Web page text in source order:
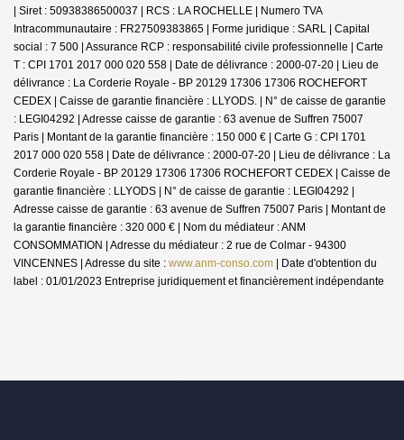
| Siret : 50938386500037 | RCS : LA ROCHELLE | Numero TVA
Intracommunautaire : FR27509383865 | Forme juridique : SARL | Capital
social : 7 500 | Assurance RCP : responsabilité civile professionnelle | Carte
T : CPI 1701 2017 000 020 558 | Date de délivrance : 2000-07-20 | Lieu de
délivrance : La Corderie Royale - BP 20129 17306 17306 ROCHEFORT
CEDEX | Caisse de garantie financière : LLYODS. | N° de caisse de garantie
: LEGI04292 | Adresse caisse de garantie : 63 avenue de Suffren 75007
Paris | Montant de la garantie financière : 150 000 € | Carte G : CPI 1701
2017 000 020 558 | Date de délivrance : 2000-07-20 | Lieu de délivrance : La
Corderie Royale - BP 20129 17306 17306 ROCHEFORT CEDEX | Caisse de
garantie financière : LLYODS | N° de caisse de garantie : LEGI04292 |
Adresse caisse de garantie : 63 avenue de Suffren 75007 Paris | Montant de
la garantie financière : 320 000 € | Nom du médiateur : ANM
CONSOMMATION | Adresse du médiateur : 2 rue de Colmar - 94300
VINCENNES | Adresse du site : www.anm-conso.com | Date d'obtention du
label : 01/01/2023 Entreprise juridiquement et financièrement indépendante